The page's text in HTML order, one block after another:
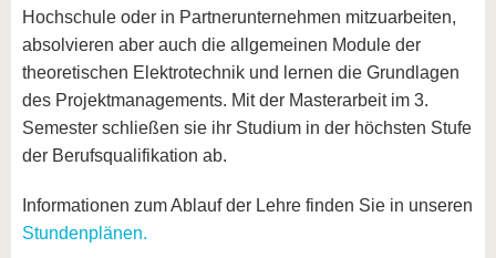
Hochschule oder in Partnerunternehmen mitzuarbeiten,
absolvieren aber auch die allgemeinen Module der
theoretischen Elektrotechnik und lernen die Grundlagen
des Projektmanagements. Mit der Masterarbeit im 3.
Semester schließen sie ihr Studium in der höchsten Stufe
der Berufsqualifikation ab.
Informationen zum Ablauf der Lehre finden Sie in unseren
Stundenplänen.